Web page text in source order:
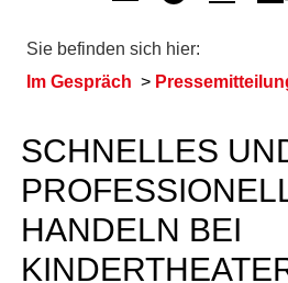
Sie befinden sich hier:
Im Gespräch
SCHNELLES
HANDELN BEI